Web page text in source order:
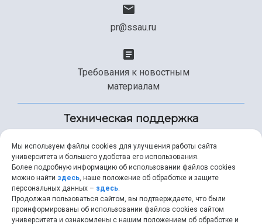
pr@ssau.ru
Требования к новостным
материалам
Техническая поддержка
+7 (846) 267-49-99
help@ssau.ru
Мы используем файлы cookies для улучшения работы сайта
университета и большего удобства его использования.
Более подробную информацию об использовании файлов cookies
можно найти здесь, наше положение об обработке и защите
персональных данных – здесь.
Продолжая пользоваться сайтом, вы подтверждаете, что были
проинформированы об использовании файлов cookies сайтом
университета и ознакомлены с нашим положением об обработке и